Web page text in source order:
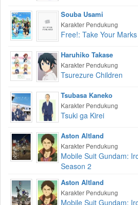
Souba Usami
Karakter Pendukung
Free!: Take Your Marks
Haruhiko Takase
Karakter Pendukung
Tsurezure Children
Tsubasa Kaneko
Karakter Pendukung
Tsuki ga Kirei
Aston Altland
Karakter Pendukung
Mobile Suit Gundam:
Season 2
Aston Altland
Karakter Pendukung
Mobile Suit Gundam: